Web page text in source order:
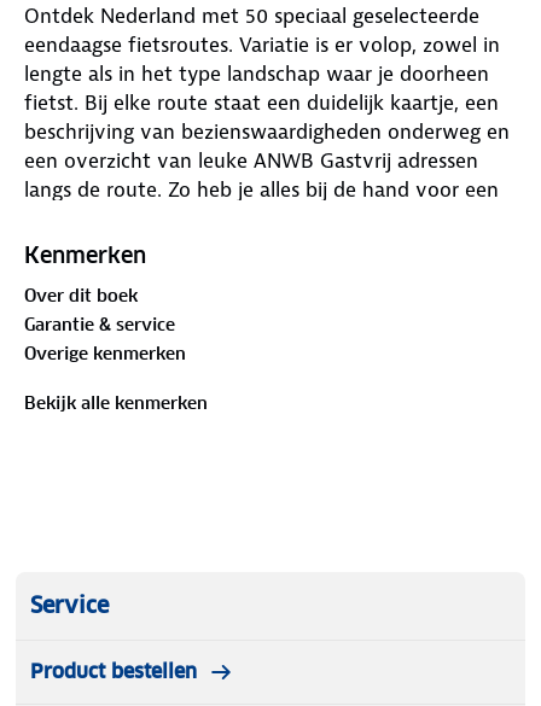
Ontdek Nederland met 50 speciaal geselecteerde
eendaagse fietsroutes. Variatie is er volop, zowel in
lengte als in het type landschap waar je doorheen
fietst. Bij elke route staat een duidelijk kaartje, een
beschrijving van bezienswaardigheden onderweg en
een overzicht van leuke ANWB Gastvrij adressen
langs de route. Zo heb je alles bij de hand voor een
Kenmerken
Over dit boek
Garantie & service
Overige kenmerken
Bekijk alle kenmerken
Service
Product bestellen